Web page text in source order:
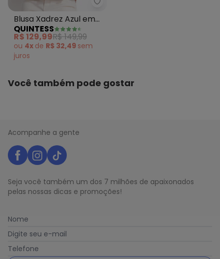
Quintess - Blusa Xadrez Azul
Blusa Xadrez Azul em
Gaze de Algodão
QUINTESS
R$ 129,99R$ 149,99
ou 4x de R$ 32,49 sem
juros
Você também pode gostar
Acompanhe a gente
Seja você também um dos 7 milhões de apaixonados
pelas nossas dicas e promoções!
Nome
Digite seu e-mail
Telefone